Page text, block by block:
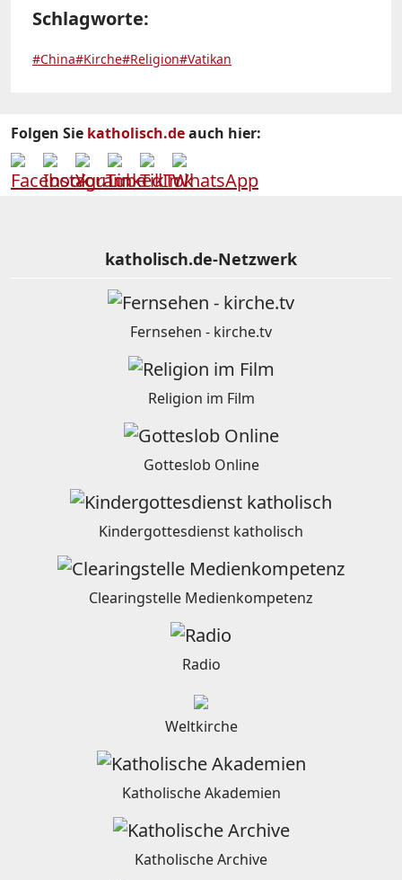
Schlagworte:
#China#Kirche#Religion#Vatikan
Folgen Sie katholisch.deauch hier:
katholisch.de-Netzwerk
Fernsehen - kirche.tv
Religion im Film
Gotteslob Online
Kindergottesdienst katholisch
Clearingstelle Medienkompetenz
Radio
Weltkirche
Katholische Akademien
Katholische Archive